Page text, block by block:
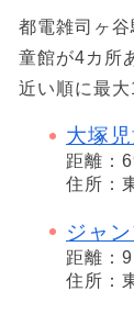
都電雑司ヶ
童館が4カ所
近い順に最大
大塚
距離：
住所：
ジャ
距離：
住所：